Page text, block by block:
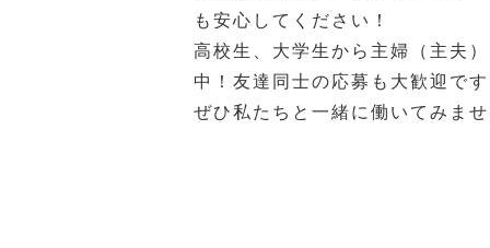
も安心してください！
高校生、大学生から主婦（主夫
中！友達同士の応募も大歓迎で
ぜひ私たちと一緒に働いてみま